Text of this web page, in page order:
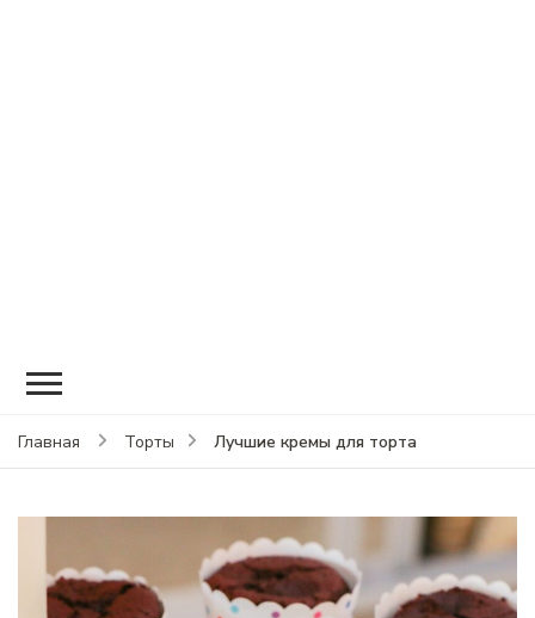
Главная Торты Лучшие кремы для торта